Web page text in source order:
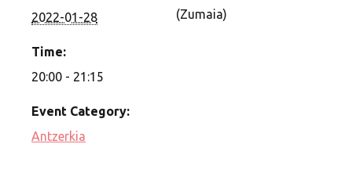
2022-01-28
Time:
20:00 - 21:15
Event Category:
Antzerkia
(Zumaia)